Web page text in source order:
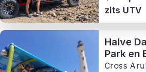
zits UTV
Halve
Park en
Cross